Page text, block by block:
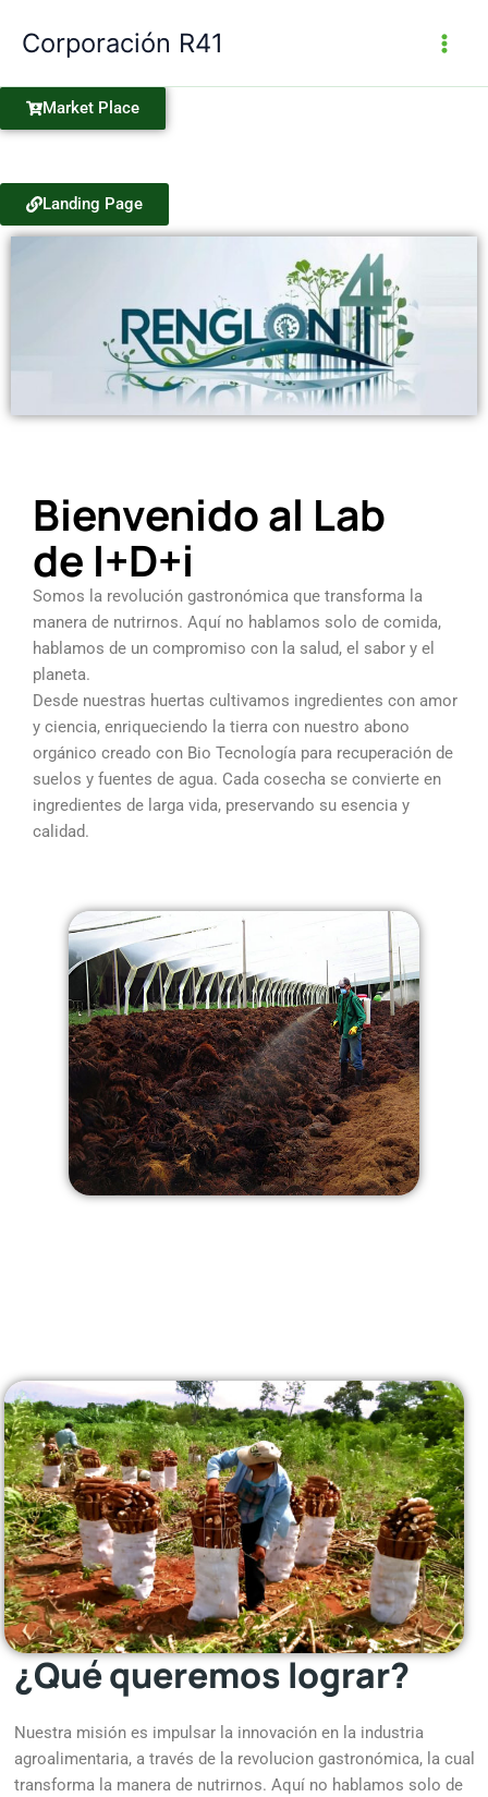
contenido
Corporación R41
Market Place
Landing Page
Bienvenido al Lab
de I+D+i
Somos la revolución gastronómica que transforma la
manera de nutrirnos. Aquí no hablamos solo de comida,
hablamos de un compromiso con la salud, el sabor y el
planeta.
Desde nuestras huertas cultivamos ingredientes con amor
y ciencia, enriqueciendo la tierra con nuestro abono
orgánico creado con Bio Tecnología para recuperación de
suelos y fuentes de agua. Cada cosecha se convierte en
ingredientes de larga vida, preservando su esencia y
calidad.
¿Qué queremos lograr?
Nuestra misión es impulsar la innovación en la industria
agroalimentaria, a través de la revolucion gastronómica, la cual
transforma la manera de nutrirnos. Aquí no hablamos solo de